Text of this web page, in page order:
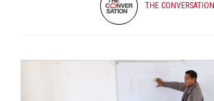
THE CONVERSATION